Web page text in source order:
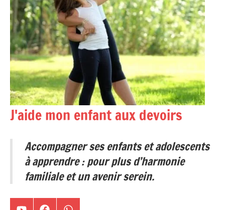
J'aide mon enfant aux devoirs
Accompagner
enfants
adolescents
Accompagner ses enfants et adolescents
à apprendre : pour plus d’harmonie
familiale et un avenir serein.